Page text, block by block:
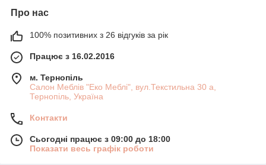
Про нас
100% позитивних з 26 відгуків за рік
Працює з 16.02.2016
м. Тернопіль
Салон Меблів "Еко Меблі", вул.Текстильна 30 а,
Тернопіль, Україна
Контакти
Сьогодні працює з 09:00 до 18:00
Показати весь графік роботи